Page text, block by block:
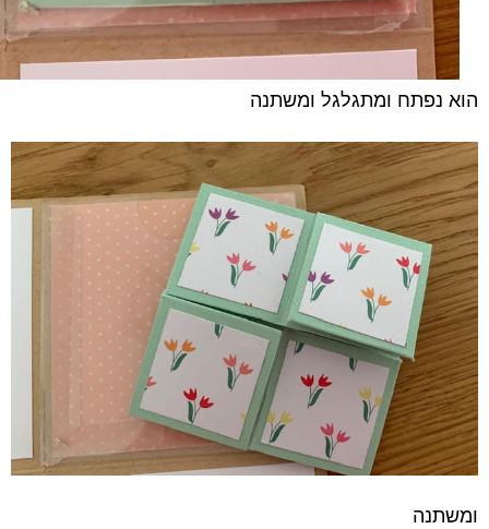
הוא נפתח ומתגלגל ומשתנה
ומשתנה